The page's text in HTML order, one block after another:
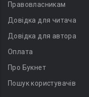
Правовласникам
Довідка для читача
Довідка для автора
Оплата
Про Букнет
Пошук користувачів